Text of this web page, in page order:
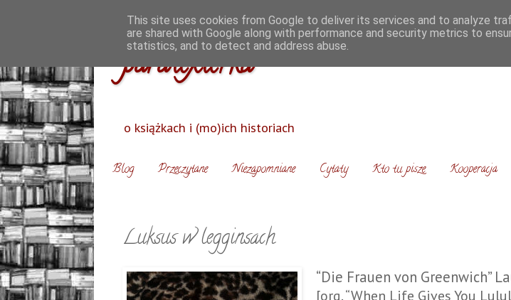
paratexterka
o książkach i (mo)ich historiach
Blog Przeczytane Niezapomniane Cytaty Kto tu pisze Kooperacja
Luksus w legginsach
“Die Frauen von Greenwich”
[org. “When Life Gives You
This site uses cookies from Google to deliver its services and to analyze
are shared with Google along with performance and security metrics to
statistics, and to detect and address abuse.